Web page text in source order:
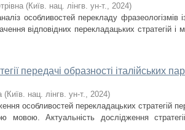
(Київ. нац. лінгв. ун-т., 2024)
особливостей перекладу фразеологізмів
відповідних перекладацьких стратегій
передачі образності італійських
(Київ. нац. лінгв. ун-т., 2024)
особливостей перекладацьких стратегій
мовою. Актуальність дослідження